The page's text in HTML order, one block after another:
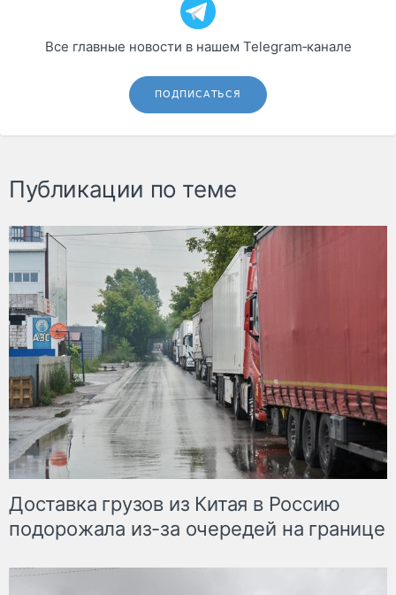
Все главные новости в нашем Telegram‑канале
ПОДПИСАТЬСЯ
Публикации по теме
Доставка грузов из Китая в Россию
подорожала из-за очередей на границе